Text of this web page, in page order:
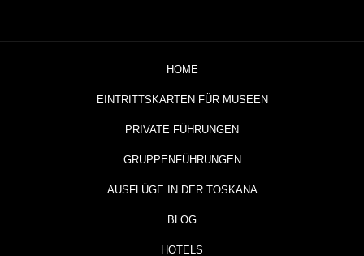
HOME
EINTRITTSKARTEN FÜR MUSEEN
PRIVATE FÜHRUNGEN
GRUPPENFÜHRUNGEN
AUSFLÜGE IN DER TOSKANA
BLOG
HOTELS